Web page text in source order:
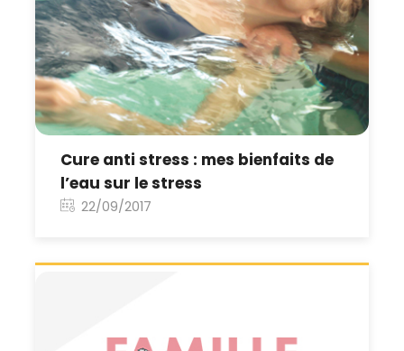
Cure anti stress : mes bienfaits de
l’eau sur le stress
22/09/2017